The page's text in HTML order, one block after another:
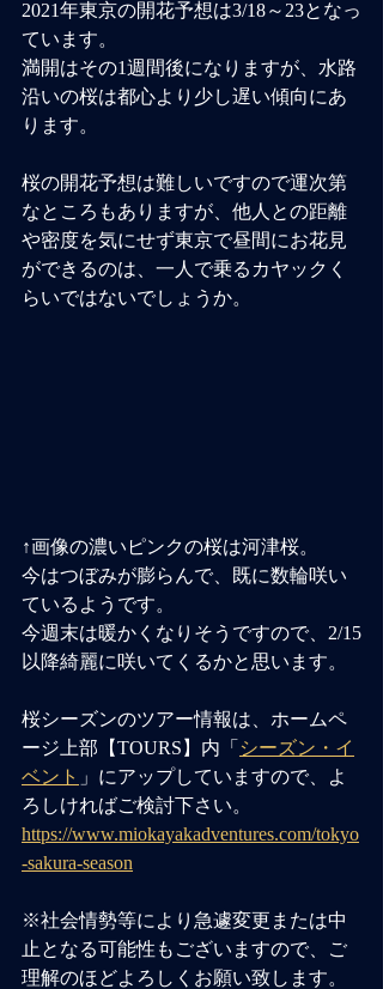
2021年東京の開花予想は3/18～23となっ
ています。
満開はその1週間後になりますが、水路
沿いの桜は都心より少し遅い傾向にあ
ります。
桜の開花予想は難しいですので運次第
なところもありますが、他人との距離
や密度を気にせず東京で昼間にお花見
ができるのは、一人で乗るカヤックく
らいではないでしょうか。
↑画像の濃いピンクの桜は河津桜。
今はつぼみが膨らんで、既に数輪咲い
ているようです。
今週末は暖かくなりそうですので、2/15
以降綺麗に咲いてくるかと思います。
桜シーズンのツアー情報は、ホームペ
ージ上部【TOURS】内「 シーズン・イ
ベント 」にアップしていますので、よ
ろしければご検討下さい。
https://www.miokayakadventures.com/tokyo
-sakura-season
※社会情勢等により急遽変更または中
止となる可能性もございますので、ご
理解のほどよろしくお願い致します。